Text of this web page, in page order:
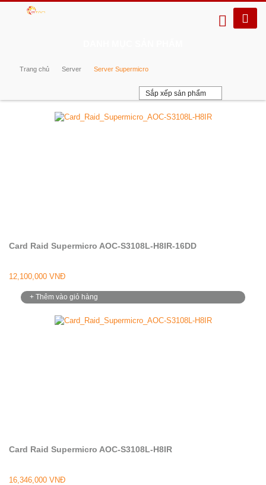
Trang chủ Server Server Supermicro
Sắp xếp sản phẩm
Card Raid Supermicro AOC-S3108L-H8IR-16DD
12,100,000 VNĐ
+ Thêm vào giỏ hàng
Card Raid Supermicro AOC-S3108L-H8IR
16,346,000 VNĐ